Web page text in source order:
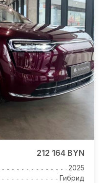
212 164 BYN
2025
Гибрид